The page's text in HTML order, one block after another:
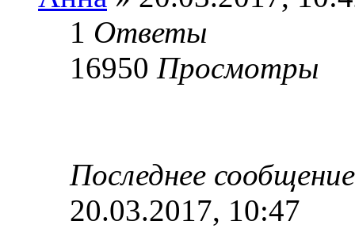
1 Ответы
16950 Просмотры
Последнее
20.03.2017, 10:47